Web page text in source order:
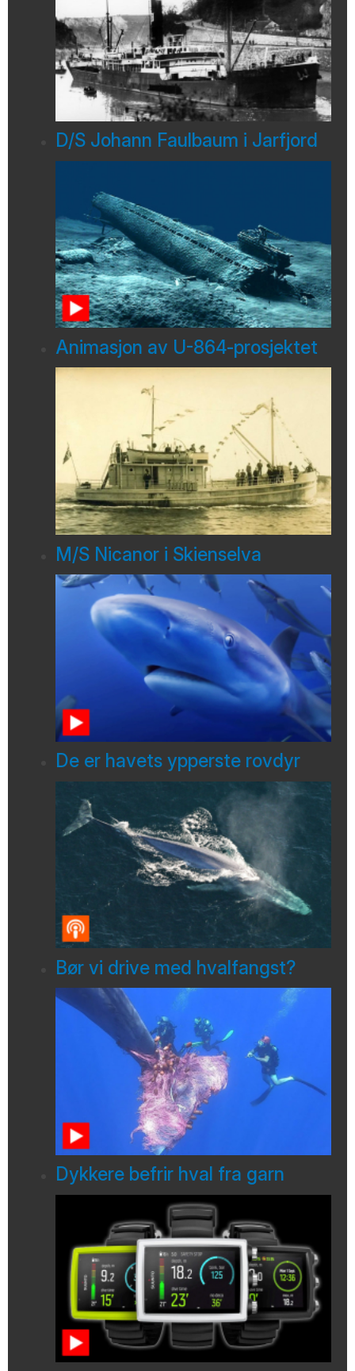
D/S Johann Faulbaum i Jarfjord
Animasjon av U-864-prosjektet
M/S Nicanor i Skienselva
De er havets ypperste rovdyr
Bør vi drive med hvalfangst?
Dykkere befrir hval fra garn